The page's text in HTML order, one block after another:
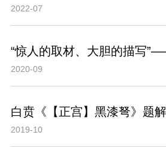
2022-07
“惊人的取材、大胆的描写
2020-09
白贲《【正宫】黑漆弩》题
2019-10